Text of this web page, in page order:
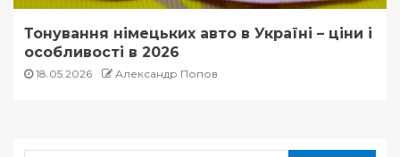
Тонування німецьких авто в Україні – ціни і
особливості в 2026
18.05.2026 Александр Попов